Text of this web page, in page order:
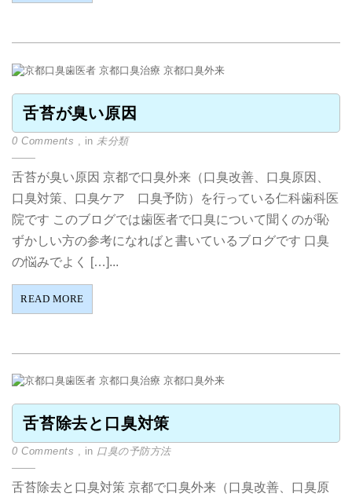
舌苔が臭い原因
0 Comments , in 未分類
舌苔が臭い原因 京都で口臭外来（口臭改善、口臭原因、
口臭対策、口臭ケア 口臭予防）を行っている仁科歯科医
院です このブログでは歯医者で口臭について聞くのが恥
ずかしい方の参考になればと書いているブログです 口臭
の悩みでよく […]...
READ MORE
舌苔除去と口臭対策
0 Comments , in 口臭の予防方法
舌苔除去と口臭対策 京都で口臭外来（口臭改善、口臭原